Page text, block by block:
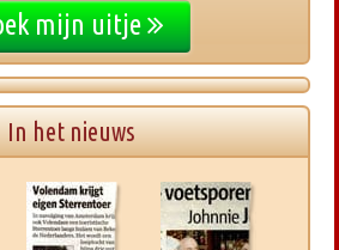
mijn uitje
In het nieuws